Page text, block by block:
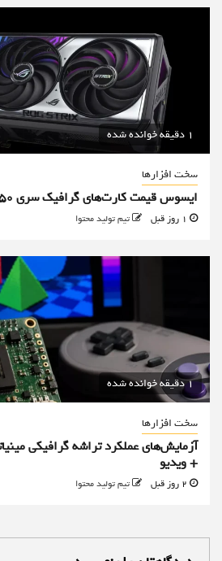
1 دقیقه خوانده شده
سخت افزارها
ایسوس قیمت کارت‌های گرافیک سری RTX 50 را افزایش داد
تیم تولید محتوا
1 دقیقه خوانده شده
سخت افزارها
+ ویدیو
تیم تولید محتوا